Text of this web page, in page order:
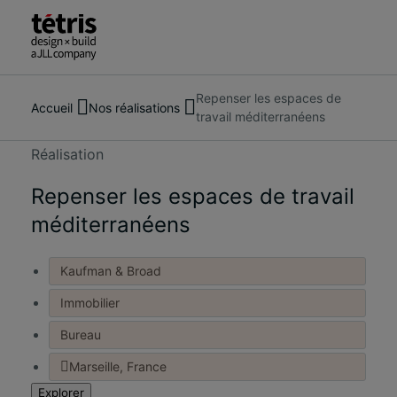
À propos de nous
Nos réalisations
Nous contacter
Accueil Nos réalisations
Repenser les espaces de
travail méditerranéens
Rechercher
personnes,
lieux,
actualités
des
informations
Réalisation
Repenser les espaces de travail
méditerranéens
Kaufman & Broad
Immobilier
Bureau
Marseille, France
Explorer